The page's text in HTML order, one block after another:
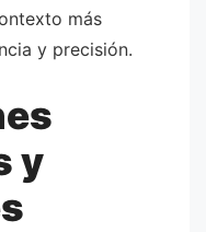
más
y precisión.
y